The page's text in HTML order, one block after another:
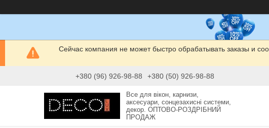
Сейчас компания не может быстро обрабатывать заказы и
+380 (96) 926-98-88 +380 (50) 926-98-88
Все для вікон, карнизи,
аксесуари, сонцезахисні системи,
декор. ОПТОВО-РОЗДРІБНИЙ
ПРОДАЖ